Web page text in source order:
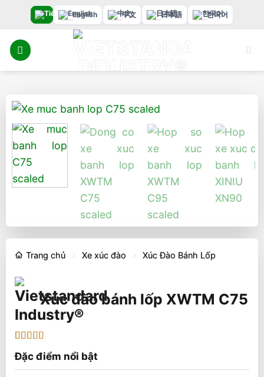
nội
dung
English 中文 日本語 한국어
Trang chủ Xe xúc đào Xúc Đào Bánh Lốp
Xúc đào bánh lốp XWTM C75
trên 5 dựa
trênđánh
giá
Đặc điểm nổi bật